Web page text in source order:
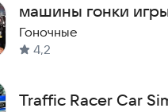
машины гонки
бесплатно: новые
2019
Гоночные
4,2
Traffic Racer Car